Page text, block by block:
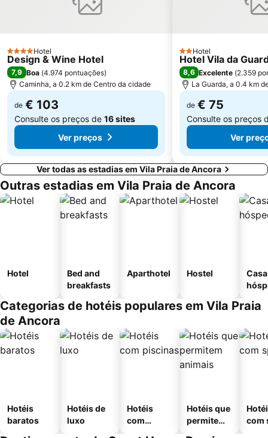
O Tombo do Gato ou da Fonte
Porto de Vigo
Suave Mar Beach
Praia de Panxón
Apúlia Beach
Castelo de Salvaterra
Parque de Exposições de Braga
Fluvial de Adaúfe
Areal
Cego do Maio
4 Estrelas
Hotel
Design & Wine Hotel
7,9 Boa (4.974 pontuações)
Caminha, a 0.2 km de Centro da cidade
de € 103
Consulte os preços de 16 sites
Ver preços
2 Estrelas
Hotel
Hotel Vila da
8,6 Excelente (2.359
La Guarda, a 0.4 km
de € 75
Consulte os preços
Ver
Ver todas as estadias em Vila Praia de Ancora
Outras estadias em Vila Praia de Ancora
Hotel
Bed and
breakfasts
Aparthotel Hostel
Categorias de hotéis populares em Vila Praia
de Ancora
Hotéis
baratos
Hotéis de
luxo
Hotéis
com
Hotéis que
permitem
com